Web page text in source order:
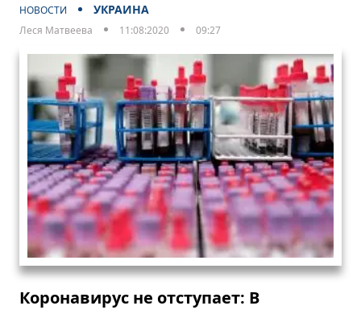
НОВОСТИ УКРАИНА
Леся Матвеева 11:08:2020 09:27
Коронавирус не отступает: В